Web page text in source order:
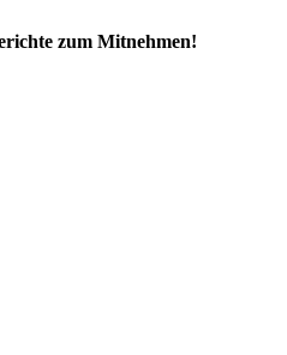
zum Mitnehmen!